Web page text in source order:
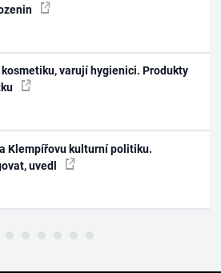
varují hygienici. Produkty
Klempířovu kulturní politiku.
uvedl